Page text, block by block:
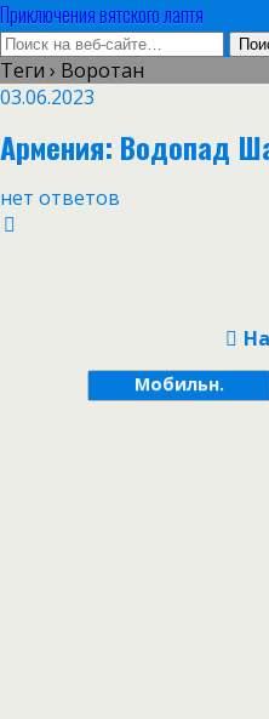
Приключения вятского лаптя
Теги › Воротан
03.06.2023
Армения: Водопад
нет ответов
Мобильн.